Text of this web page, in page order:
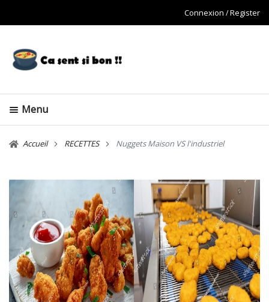
Connexion Register
Menu
Accueil RECETTES Nuggets Maison VS l'industriel